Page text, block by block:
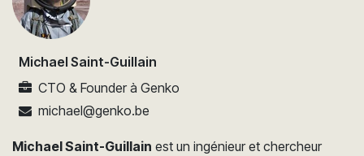
Michael Saint-Guillain
CTO & Founder à Genko
michael@genko.be
Michael Saint-Guillain est un ingénieur et chercheur